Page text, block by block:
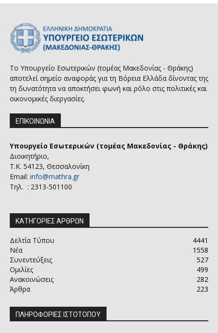
Το Υπουργείο Εσωτερικών (τομέας Μακεδονίας - Θράκης)
αποτελεί σημείο αναφοράς για τη Βόρεια Ελλάδα δίνοντας της
τη δυνατότητα να αποκτήσει φωνή και ρόλο στις πολιτικές και
οικονομικές διεργασίες.
ΕΠΙΚΟΙΝΩΝΙΑ
Υπουργείο Εσωτερικών (τομέας Μακεδονίας - Θράκης)
Διοικητήριο,
Τ.Κ. 54123, Θεσσαλονίκη
Email: info@mathra.gr
Τηλ. : 2313-501100
ΚΑΤΗΓΟΡΙΕΣ ΑΡΘΡΩΝ
Δελτία Τύπου
4441
Νέα
1558
Συνεντεύξεις
527
Ομιλίες
499
Ανακοινώσεις
282
Άρθρα
223
ΠΛΗΡΟΦΟΡΙΕΣ ΙΣΤΟΤΟΠΟΥ